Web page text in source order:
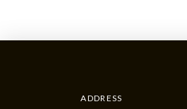
ADDRESS